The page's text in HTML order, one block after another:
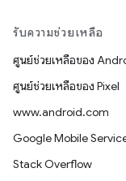
รับความช่วยเหลือ
ศูนย์ช่วยเหลือของ
ศูนย์ช่วยเหลือของ Pixel
www.android.com
Google Mobile
Stack Overflow